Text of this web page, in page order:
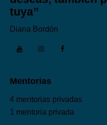
tuya”
Diana Bordón
Mentorias
4 mentorias privadas
1 mentoria privada